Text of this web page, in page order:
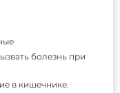
болезнь при
в кишечнике.